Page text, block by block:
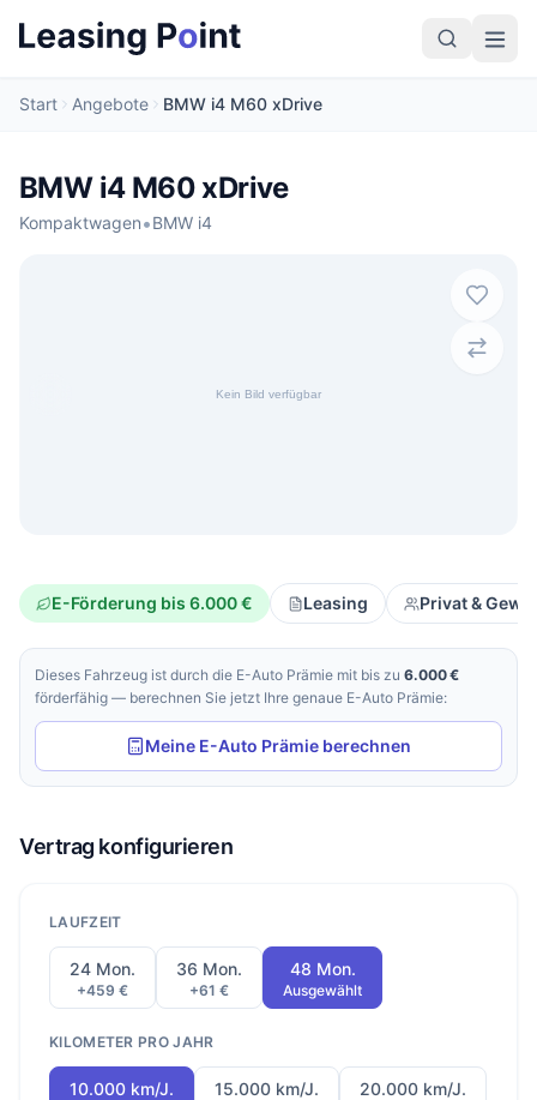
Start Angebote BMW i4 M60 xDrive
BMW i4 M60 xDrive
Kompaktwagen•BMW i4
E-Förderung bis 6.000 € Leasing Privat &
Dieses Fahrzeug ist durch die E-Auto Prämie mit bis zu 6.000 €
förderfähig — berechnen Sie jetzt Ihre genaue E-Auto Prämie:
Meine E-Auto Prämie berechnen
Vertrag konfigurieren
LAUFZEIT
24 Mon.
+459 €
36 Mon.
+61 €
48 Mon.
Ausgewählt
KILOMETER PRO JAHR
10.000 km/J. 15.000 km/J. 20.000 km/J.